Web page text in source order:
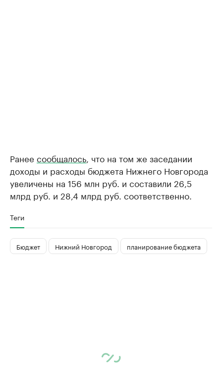
Ранее сообщалось , что на том же заседании
доходы и расходы бюджета Нижнего Новгорода
увеличены на 156 млн руб. и составили 26,5
млрд руб. и 28,4 млрд руб. соответственно.
Теги
Бюджет Нижний Новгород планирование бюджета